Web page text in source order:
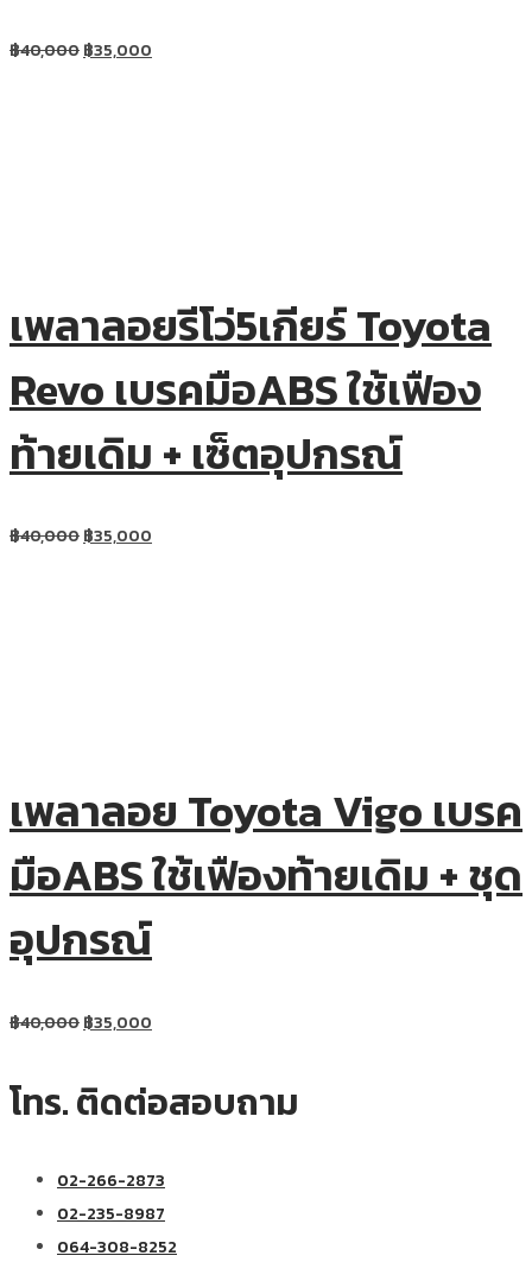
฿40,000฿35,000
เพลาลอยรีโว่5เกียร์ Toyota
Revo เบรคมือABS ใช้เฟือง
ท้ายเดิม + เซ็ตอุปกรณ์
฿40,000฿35,000
เพลาลอย Toyota Vigo เบรค
มือABS ใช้เฟืองท้ายเดิม + ชุด
อุปกรณ์
฿40,000฿35,000
โทร. ติดต่อสอบถาม
02-266-2873
02-235-8987
064-308-8252